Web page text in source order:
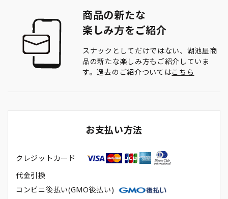
商品の新たな
楽しみ方をご紹介
スナックとしてだけではない、湖池屋商
品の新たな楽しみ方もご紹介していま
す。過去のご紹介ついてはこちら
お支払い方法
クレジットカード
代金引換
コンビニ後払い(GMO後払い)